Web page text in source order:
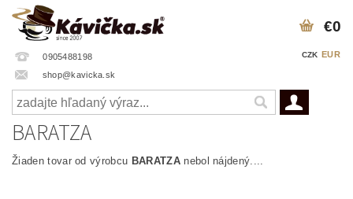
0905488198
shop@kavicka.sk
CZK EUR
€0
BARATZA
Žiaden tovar od výrobcu BARATZAnebol nájdený....